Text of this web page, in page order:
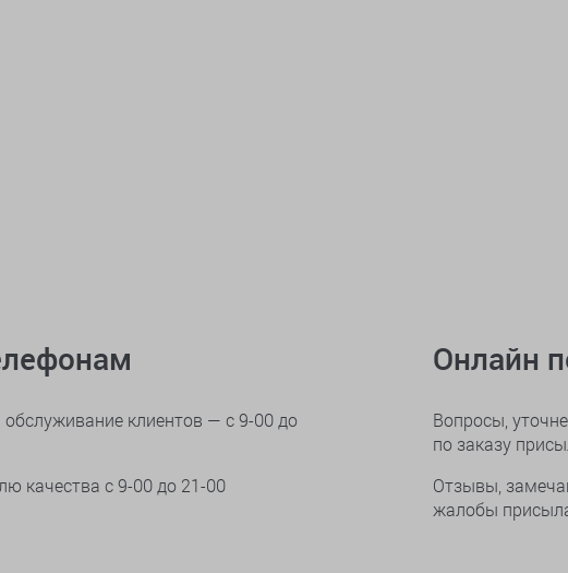
клиентов — с 9-00 до
качества с 9-00 до 21-00
Онлайн
Вопросы,
по заказу
Отзывы,
жалобы